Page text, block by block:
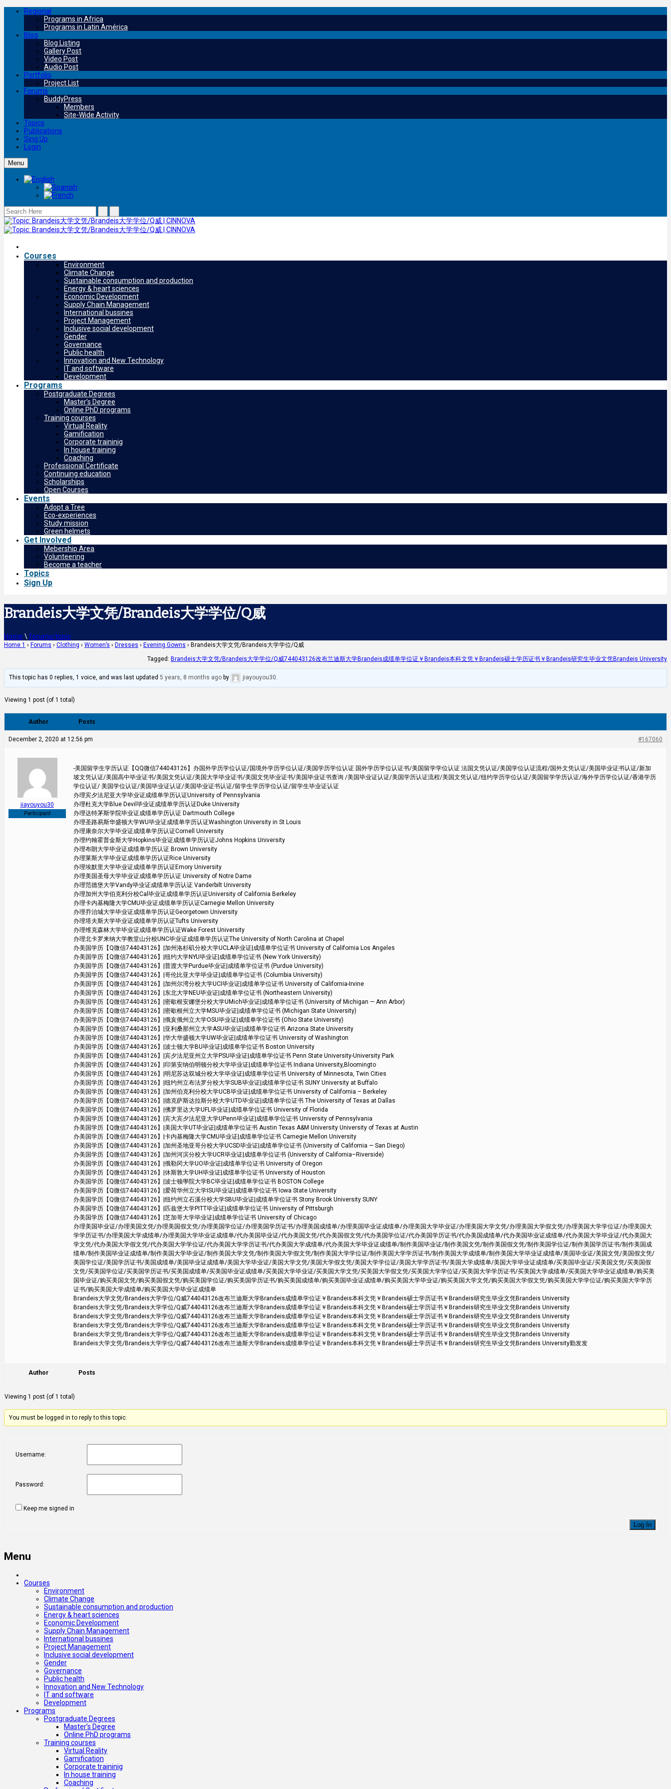
Regional
Programs in Africa
Programs in Latin América
Blog
Blog Listing
Gallery Post
Video Post
Audio Post
Portfolio
Project List
Forums
BuddyPress
Members
Site-Wide Activity
Topics
Publications
Sing Up
Login
Menu
Courses
Environment
Climate Change
Sustainable consumption and production
Energy & heart sciences
Economic Development
Supply Chain Management
International bussines
Project Management
Inclusive social development
Gender
Governance
Public health
Innovation and New Technology
IT and software
Development
Programs
Postgraduate Degrees
Master’s Degree
Online PhD programs
Training courses
Virtual Reality
Gamification
Corporate traininig
In house training
Coaching
Professional Certificate
Continuing education
Scholarships
Open Courses
Events
Adopt a Tree
Eco-experiences
Study mission
Green helmets
Get Involved
Mebership Area
Volunteering
Become a teacher
Topics
Sign Up
Brandeis大学文凭/Brandeis大学学位/Q威
Home \ forums/topic
Home 1 › Forums › Clothing › Women’s › Dresses › Evening Gowns › Brandeis大学文凭/Brandeis大学学位/Q威
Tagged: Brandeis大学文凭/Brandeis大学学位/Q威744043126改布兰迪斯大学Brandeis成绩单学位证￥Brandeis本科文凭￥Brandeis硕士学历证书￥Brandeis研究生毕业文凭Brandeis University
This topic has 0 replies, 1 voice, and was last updated5 years, 8 months ago by jiayouyou30
Viewing 1 post (of 1 total)
Author Posts
December 2, 2020 at 12:56 pm #167060
jiayouyou30
Participant
-美国留学生学历认证【QQ微信744043126】办国外学历学位认证/国境外学历学位认证/美国学历学位认证 国外学历学位认证书/美国留学学位认证 法国文凭认证/美国学位认证流程/国外文凭认证/美国毕业证书认证/新加
坡文凭认证/美国高中毕业证书/美国文凭认证/美国大学毕业证书/美国文凭毕业证书/美国毕业证书查询 /美国毕业证认证/美国学历认证流程/美国文凭认证/纽约学历学位认证/美国留学学历认证/海外学历学位认证/香港学历
学位认证/ 美国学位认证/美国毕业证认证/美国毕业证书认证/留学生学历学位认证/留学生毕业证认证
办理宾夕法尼亚大学毕业证成绩单学历认证University of Pennsylvania
办理杜克大学Blue Devil毕业证成绩单学历认证Duke University
办理达特茅斯学院毕业证成绩单学历认证 Dartmouth College
办理圣路易斯华盛顿大学WU毕业证成绩单学历认证Washington University in St Louis
办理康奈尔大学毕业证成绩单学历认证Cornell University
办理约翰霍普金斯大学Hopkins毕业证成绩单学历认证Johns Hopkins University
办理布朗大学毕业证成绩单学历认证 Brown University
办理莱斯大学毕业证成绩单学历认证Rice University
办理埃默里大学毕业证成绩单学历认证Emory University
办理美国圣母大学毕业证成绩单学历认证 University of Notre Dame
办理范德堡大学Vandy毕业证成绩单学历认证 Vanderbilt University
办理加州大学伯克利分校Cal毕业证成绩单学历认证University of California Berkeley
办理卡内基梅隆大学CMU毕业证成绩单学历认证Carnegie Mellon University
办理乔治城大学毕业证成绩单学历认证Georgetown University
办理塔夫斯大学毕业证成绩单学历认证Tufts University
办理维克森林大学毕业证成绩单学历认证Wake Forest University
办理北卡罗来纳大学教堂山分校UNC毕业证成绩单学历认证The University of North Carolina at Chapel
办美国学历【Q微信744043126】|加州洛杉矶分校大学UCLA毕业证|成绩单学位证书 University of California Los Angeles
办美国学历【Q微信744043126】|纽约大学NYU毕业证|成绩单学位证书 (New York University)
办美国学历【Q微信744043126】|普渡大学Purdue毕业证|成绩单学位证书 (Purdue University)
办美国学历【Q微信744043126】|哥伦比亚大学毕业证|成绩单学位证书 (Columbia University)
办美国学历【Q微信744043126】|加州尔湾分校大学UCI毕业证|成绩单学位证书 University of California-Irvine
办美国学历【Q微信744043126】|东北大学NEU毕业证|成绩单学位证书 (Northeastern University)
办美国学历【Q微信744043126】|密歇根安娜堡分校大学UMich毕业证|成绩单学位证书 (University of Michigan — Ann Arbor)
办美国学历【Q微信744043126】|密歇根州立大学MSU毕业证|成绩单学位证书 (Michigan State University)
办美国学历【Q微信744043126】|俄亥俄州立大学OSU毕业证|成绩单学位证书 (Ohio State University)
办美国学历【Q微信744043126】|亚利桑那州立大学ASU毕业证|成绩单学位证书 Arizona State University
办美国学历【Q微信744043126】|华大华盛顿大学UW毕业证|成绩单学位证书 University of Washington
办美国学历【Q微信744043126】|波士顿大学BU毕业证|成绩单学位证书 Boston University
办美国学历【Q微信744043126】|宾夕法尼亚州立大学PSU毕业证|成绩单学位证书 Penn State University-University Park
办美国学历【Q微信744043126】|印第安纳伯明顿分校大学毕业证|成绩单学位证书 Indiana University,Bloomingto
办美国学历【Q微信744043126】|明尼苏达双城分校大学毕业证|成绩单学位证书 University of Minnesota, Twin Cities
办美国学历【Q微信744043126】|纽约州立布法罗分校大学SUB毕业证|成绩单学位证书 SUNY University at Buffalo
办美国学历【Q微信744043126】|加州伯克利分校大学UCB毕业证|成绩单学位证书 University of California – Berkeley
办美国学历【Q微信744043126】|德克萨斯达拉斯分校大学UTD毕业证|成绩单学位证书 The University of Texas at Dallas
办美国学历【Q微信744043126】|佛罗里达大学UFL毕业证|成绩单学位证书 University of Florida
办美国学历【Q微信744043126】|宾大宾夕法尼亚大学UPenn毕业证|成绩单学位证书 University of Pennsylvania
办美国学历【Q微信744043126】|美国大学UT毕业证|成绩单学位证书 Austin Texas A&M University University of Texas at Austin
办美国学历【Q微信744043126】|卡内基梅隆大学CMU毕业证|成绩单学位证书 Carnegie Mellon University
办美国学历【Q微信744043126】|加州圣地亚哥分校大学UCSD毕业证|成绩单学位证书 (University of California — San Diego)
办美国学历【Q微信744043126】|加州河滨分校大学UCR毕业证|成绩单学位证书 (University of California–Riverside)
办美国学历【Q微信744043126】|俄勒冈大学UO毕业证|成绩单学位证书 University of Oregon
办美国学历【Q微信744043126】|休斯敦大学UH毕业证|成绩单学位证书 University of Houston
办美国学历【Q微信744043126】|波士顿學院大学BC毕业证|成绩单学位证书 BOSTON College
办美国学历【Q微信744043126】|爱荷华州立大学ISU毕业证|成绩单学位证书 Iowa State University
办美国学历【Q微信744043126】|纽约州立石溪分校大学SBU毕业证|成绩单学位证书 Stony Brook University SUNY
办美国学历【Q微信744043126】|匹兹堡大学PITT毕业证|成绩单学位证书 University of Pittsburgh
办美国学历【Q微信744043126】|芝加哥大学毕业证|成绩单学位证书 University of Chicago
办理美国毕业证/办理美国文凭/办理美国假文凭/办理美国学位证/办理美国学历证书/办理美国成绩单/办理美国毕业证成绩单/办理美国大学毕业证/办理美国大学文凭/办理美国大学假文凭/办理美国大学学位证/办理美国大
学学历证书/办理美国大学成绩单/办理美国大学毕业证成绩单/代办美国毕业证/代办美国文凭/代办美国假文凭/代办美国学位证/代办美国学历证书/代办美国成绩单/代办美国毕业证成绩单/代办美国大学毕业证/代办美国大
学文凭/代办美国大学假文凭/代办美国大学学位证/代办美国大学学历证书/代办美国大学成绩单/代办美国大学毕业证成绩单/制作美国毕业证/制作美国文凭/制作美国假文凭/制作美国学位证/制作美国学历证书/制作美国成
绩单/制作美国毕业证成绩单/制作美国大学毕业证/制作美国大学文凭/制作美国大学假文凭/制作美国大学学位证/制作美国大学学历证书/制作美国大学成绩单/制作美国大学毕业证成绩单/美国毕业证/美国文凭/美国假文凭/
美国学位证/美国学历证书/美国成绩单/美国毕业证成绩单/美国大学毕业证/美国大学文凭/美国大学假文凭/美国大学学位证/美国大学学历证书/美国大学成绩单/美国大学毕业证成绩单/买美国毕业证/买美国文凭/买美国假
文凭/买美国学位证/买美国学历证书/买美国成绩单/买美国毕业证成绩单/买美国大学毕业证/买美国大学文凭/买美国大学假文凭/买美国大学学位证/买美国大学学历证书/买美国大学成绩单/买美国大学毕业证成绩单/购买美
国毕业证/购买美国文凭/购买美国假文凭/购买美国学位证/购买美国学历证书/购买美国成绩单/购买美国毕业证成绩单/购买美国大学毕业证/购买美国大学文凭/购买美国大学假文凭/购买美国大学学位证/购买美国大学学历
证书/购买美国大学成绩单/购买美国大学毕业证成绩单
Brandeis大学文凭/Brandeis大学学位/Q威744043126改布兰迪斯大学Brandeis成绩单学位证￥Brandeis本科文凭￥Brandeis硕士学历证书￥Brandeis研究生毕业文凭Brandeis University
Brandeis大学文凭/Brandeis大学学位/Q威744043126改布兰迪斯大学Brandeis成绩单学位证￥Brandeis本科文凭￥Brandeis硕士学历证书￥Brandeis研究生毕业文凭Brandeis University
Brandeis大学文凭/Brandeis大学学位/Q威744043126改布兰迪斯大学Brandeis成绩单学位证￥Brandeis本科文凭￥Brandeis硕士学历证书￥Brandeis研究生毕业文凭Brandeis University
Brandeis大学文凭/Brandeis大学学位/Q威744043126改布兰迪斯大学Brandeis成绩单学位证￥Brandeis本科文凭￥Brandeis硕士学历证书￥Brandeis研究生毕业文凭Brandeis University
Brandeis大学文凭/Brandeis大学学位/Q威744043126改布兰迪斯大学Brandeis成绩单学位证￥Brandeis本科文凭￥Brandeis硕士学历证书￥Brandeis研究生毕业文凭Brandeis University
Brandeis大学文凭/Brandeis大学学位/Q威744043126改布兰迪斯大学Brandeis成绩单学位证￥Brandeis本科文凭￥Brandeis硕士学历证书￥Brandeis研究生毕业文凭Brandeis University勤发发
Author Posts
Viewing 1 post (of 1 total)
You must be logged in to reply to this topic.
Username:
Password:
Keep me signed in
Log In
Menu
Courses
Environment
Climate Change
Sustainable consumption and production
Energy & heart sciences
Economic Development
Supply Chain Management
International bussines
Project Management
Inclusive social development
Gender
Governance
Public health
Innovation and New Technology
IT and software
Development
Programs
Postgraduate Degrees
Master’s Degree
Online PhD programs
Training courses
Virtual Reality
Gamification
Corporate traininig
In house training
Coaching